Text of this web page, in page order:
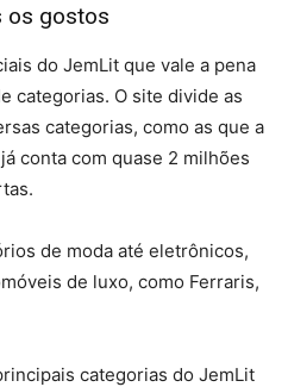
os gostos
do JemLit que vale a pena
categorias. O site divide as
categorias, como as que a
conta com quase 2 milhões
de moda até eletrônicos,
de luxo, como Ferraris,
categorias do JemLit